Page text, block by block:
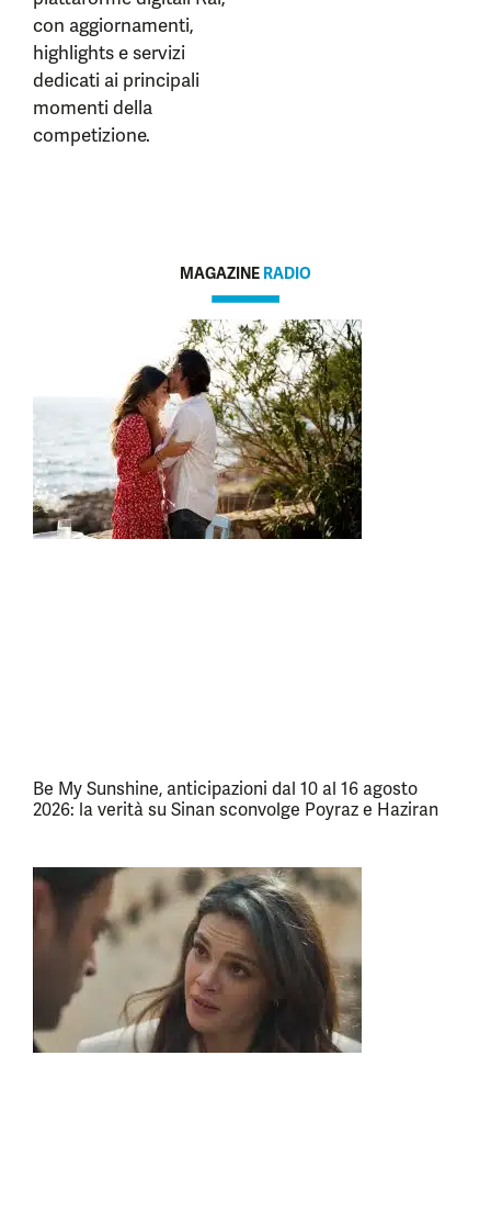
con aggiornamenti,
highlights e servizi
dedicati ai principali
momenti della
competizione.
MAGAZINE RADIO
Be My Sunshine, anticipazioni dal 10 al 16 agosto
2026: la verità su Sinan sconvolge Poyraz e Haziran